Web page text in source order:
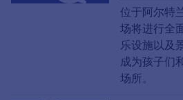
位于阿尔特
场将进行全
乐设施以及
成为孩子们
场所。